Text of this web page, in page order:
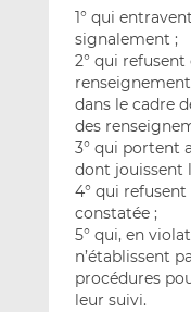
1° qui
signalement ;
2° qui
dans le cadre
des
3° qui portent
dont jouissent
4° qui
constatée ;
5° qui, en
n’établissent
procédures
leur suivi.